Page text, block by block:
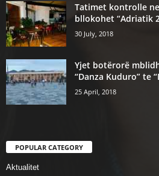
Tatimet kontrolle
bllokohet “Adriatik
30 July, 2018
Yjet botërorë
“Danza Kuduro” te
25 April, 2018
POPULAR CATEGORY
Aktualitet